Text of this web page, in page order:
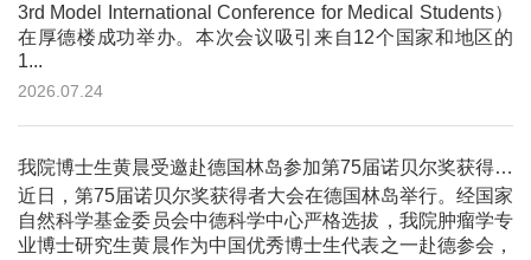
3rd Model International Conference for Medical Students）
在厚德楼成功举办。本次会议吸引来自12个国家和地区的
1...
2026.07.24
我院博士生黄晨受邀赴德国林岛参加第75届诺贝尔奖获得者大会
近日，第75届诺贝尔奖获得者大会在德国林岛举行。经国家
自然科学基金委员会中德科学中心严格选拔，我院肿瘤学专
业博士研究生黄晨作为中国优秀博士生代表之一赴德参会，